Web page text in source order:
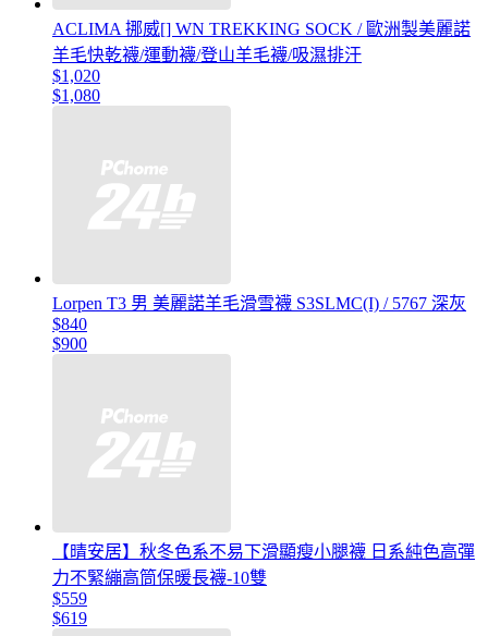
ACLIMA 挪威[] WN TREKKING SOCK / 歐洲製美麗諾
羊毛快乾襪/運動襪/登山羊毛襪/吸濕排汗
$1,020
$1,080
Lorpen T3 男 美麗諾羊毛滑雪襪 S3SLMC(I) / 5767 深灰
$840
$900
【晴安居】秋冬色系不易下滑顯瘦小腿襪 日系純色高彈
力不緊繃高筒保暖長襪-10雙
$559
$619